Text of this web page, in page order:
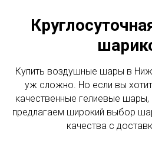
Купить воздушные шары в
уж сложно. Но если вы
качественные гелиевые
предлагаем широкий выбор
качества с